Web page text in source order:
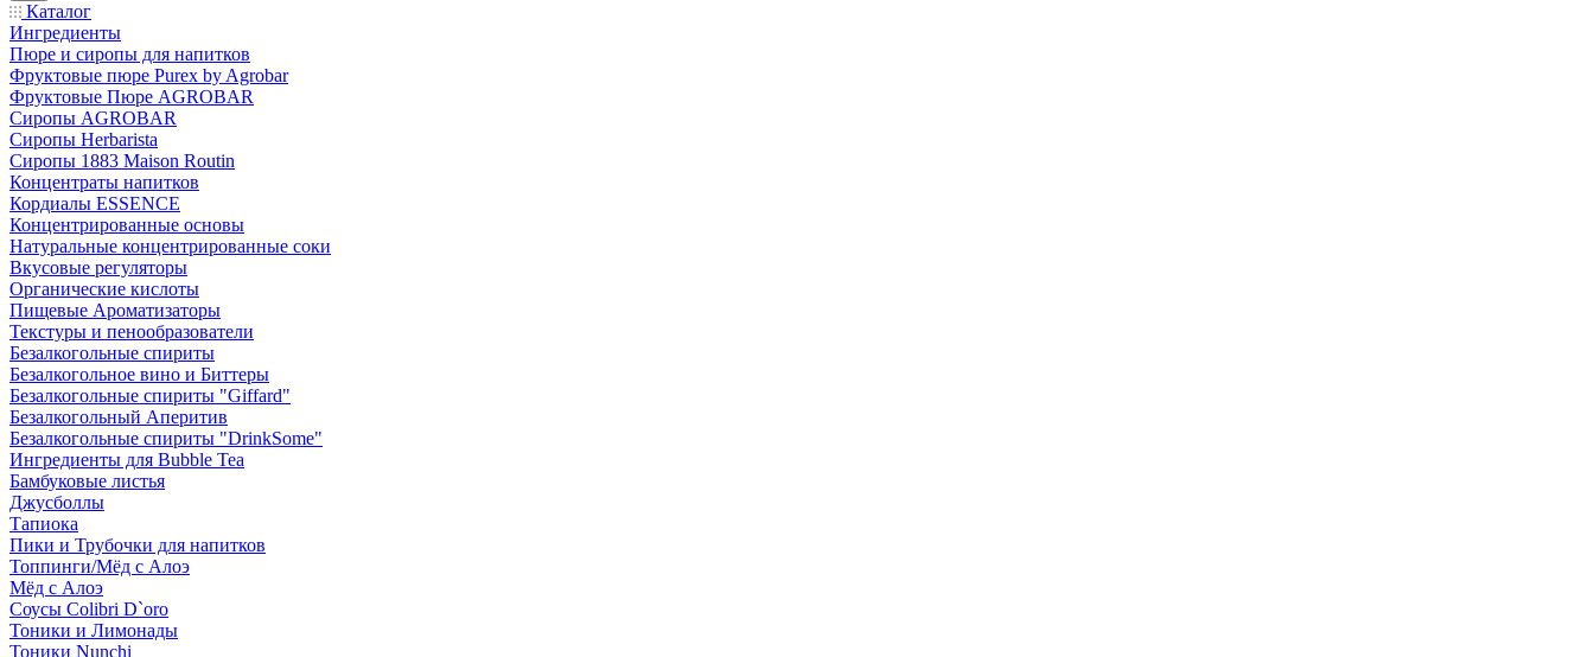
Каталог
Ингредиенты
Пюре и сиропы для напитков
Фруктовые пюре Purex by Agrobar
Фруктовые Пюре AGROBAR
Сиропы AGROBAR
Сиропы Herbarista
Сиропы 1883 Maison Routin
Концентраты напитков
Кордиалы ESSENCE
Концентрированные основы
Натуральные концентрированные соки
Вкусовые регуляторы
Органические кислоты
Пищевые Ароматизаторы
Текстуры и пенообразователи
Безалкогольные спириты
Безалкогольное вино и Биттеры
Безалкогольные спириты "Giffard"
Безалкогольный Аперитив
Безалкогольные спириты "DrinkSome"
Ингредиенты для Bubble Tea
Бамбуковые листья
Джусболлы
Тапиока
Пики и Трубочки для напитков
Топпинги/Мёд с Алоэ
Мёд с Алоэ
Соусы Colibri D`oro
Тоники и Лимонады
Тоники Nunchi